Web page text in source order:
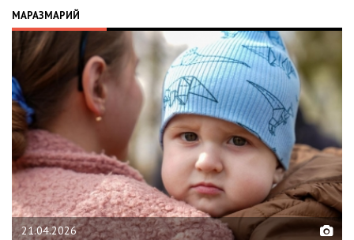
МАРАЗМАРИЙ
21.04.2026